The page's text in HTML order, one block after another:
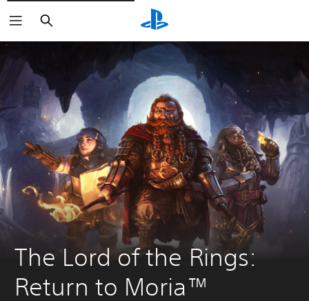
Buscar
The Lord of the Rings:
Return to Moria™